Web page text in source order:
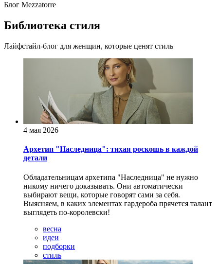
Блог Mezzatorre
Библиотека стиля
Лайфстайл-блог для женщин, которые ценят стиль
4 мая 2026
Архетип "Наследница": тихая роскошь в каждой
детали
Обладательницам архетипа "Наследница" не нужно
никому ничего доказывать. Они автоматически
выбирают вещи, которые говорят сами за себя.
Выясняем, в каких элементах гардероба прячется талант
выглядеть по-королевски!
весна
идеи
подборки
стиль